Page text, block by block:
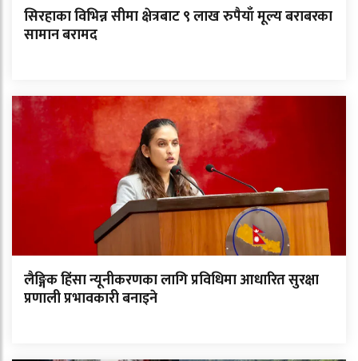
सिरहाका विभिन्न सीमा क्षेत्रबाट ९ लाख रुपैयाँ मूल्य बराबरका
सामान बरामद
लैङ्गिक हिंसा न्यूनीकरणका लागि प्रविधिमा आधारित सुरक्षा
प्रणाली प्रभावकारी बनाइने